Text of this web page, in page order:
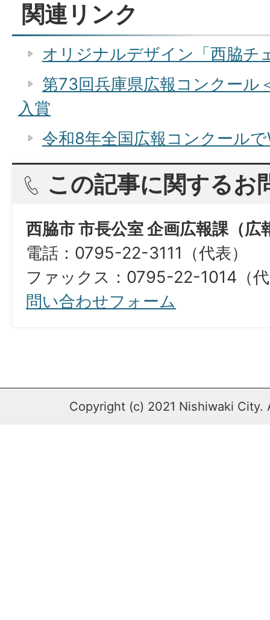
関連リンク
オリジナルデザイン「西脇チ
第73回兵庫県広報コンクール
入賞
令和8年全国広報コンクール
この記事に関するお
西脇市 市長公室 企画広報課（広
電話：0795-22-3111（代表）
ファックス：0795-22-1014（
問い合わせフォーム
Copyright (c) 2021 Nishiwaki City.